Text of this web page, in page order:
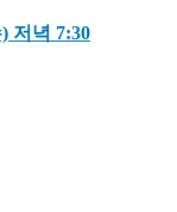
저녁 7:30